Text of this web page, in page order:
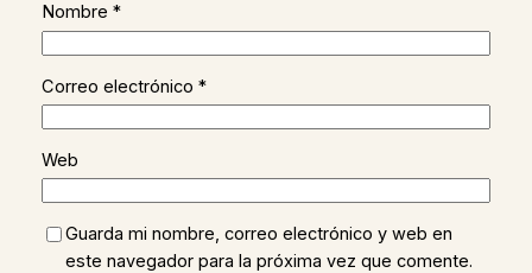
Nombre *
Correo electrónico *
Web
Guarda mi nombre, correo electrónico y web en
este navegador para la próxima vez que comente.